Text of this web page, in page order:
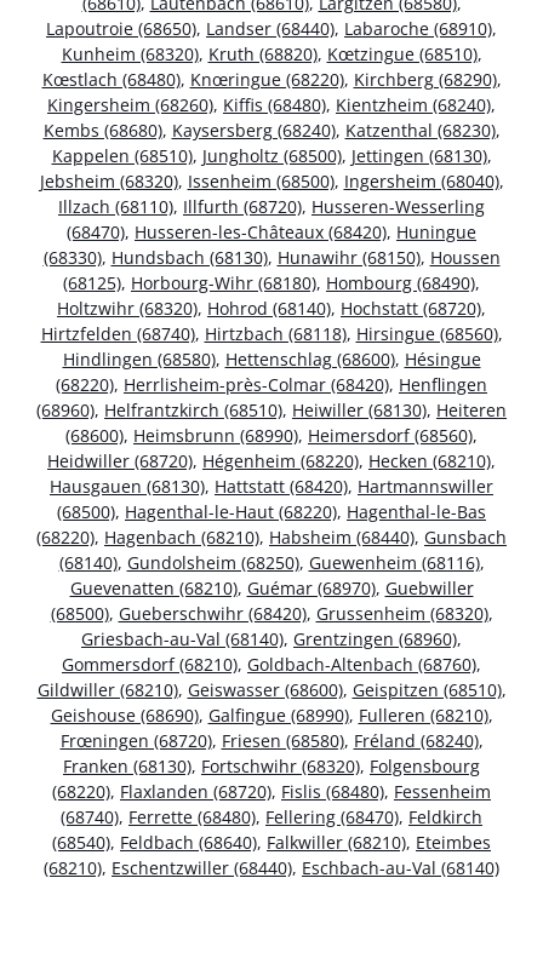
Lapoutroie (68650), Landser (68440), Labaroche (68910),
Kunheim (68320), Kruth (68820), Kœtzingue (68510),
Kœstlach (68480), Knœringue (68220), Kirchberg (68290),
Kingersheim (68260), Kiffis (68480), Kientzheim (68240),
Kembs (68680), Kaysersberg (68240), Katzenthal (68230),
Kappelen (68510), Jungholtz (68500), Jettingen (68130),
Jebsheim (68320), Issenheim (68500), Ingersheim (68040),
Illzach (68110), Illfurth (68720), Husseren-Wesserling
(68470), Husseren-les-Châteaux (68420), Huningue
(68330), Hundsbach (68130), Hunawihr (68150), Houssen
(68125), Horbourg-Wihr (68180), Hombourg (68490),
Holtzwihr (68320), Hohrod (68140), Hochstatt (68720),
Hirtzfelden (68740), Hirtzbach (68118), Hirsingue (68560),
Hindlingen (68580), Hettenschlag (68600), Hésingue
(68220), Herrlisheim-près-Colmar (68420), Henflingen
(68960), Helfrantzkirch (68510), Heiwiller (68130), Heiteren
(68600), Heimsbrunn (68990), Heimersdorf (68560),
Heidwiller (68720), Hégenheim (68220), Hecken (68210),
Hausgauen (68130), Hattstatt (68420), Hartmannswiller
(68500), Hagenthal-le-Haut (68220), Hagenthal-le-Bas
(68220), Hagenbach (68210), Habsheim (68440), Gunsbach
(68140), Gundolsheim (68250), Guewenheim (68116),
Guevenatten (68210), Guémar (68970), Guebwiller
(68500), Gueberschwihr (68420), Grussenheim (68320),
Griesbach-au-Val (68140), Grentzingen (68960),
Gommersdorf (68210), Goldbach-Altenbach (68760),
Gildwiller (68210), Geiswasser (68600), Geispitzen (68510),
Geishouse (68690), Galfingue (68990), Fulleren (68210),
Frœningen (68720), Friesen (68580), Fréland (68240),
Franken (68130), Fortschwihr (68320), Folgensbourg
(68220), Flaxlanden (68720), Fislis (68480), Fessenheim
(68740), Ferrette (68480), Fellering (68470), Feldkirch
(68540), Feldbach (68640), Falkwiller (68210), Eteimbes
(68210), Eschentzwiller (68440), Eschbach-au-Val (68140)